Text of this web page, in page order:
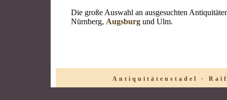
Die große Auswahl an ausgesuchten
Nürnberg, Augsburg und Ulm.
Antiquitätenstadel ·